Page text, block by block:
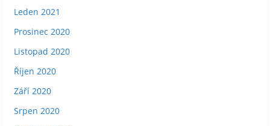
Leden 2021
Prosinec 2020
Listopad 2020
Říjen 2020
Září 2020
Srpen 2020